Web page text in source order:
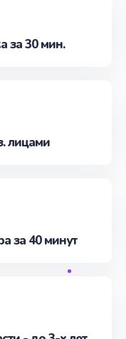
за 30 мин.
лицами
за 40 минут